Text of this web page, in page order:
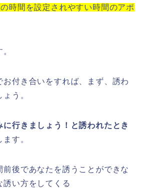
時間を設定されやすい時間のアポ
お付き合いをすれば、まず、誘わ
う。
に行きましょう！と誘われたとき
ます。
前後であなたを誘うことができな
誘い方をしてくる